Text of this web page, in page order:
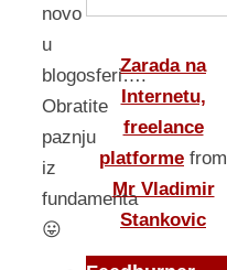
novo
u
blogosferi….
Obratite
paznju
iz
fundamenta
😛
Zarada na
Internetu,
freelance
platforme from
Mr Vladimir
Stankovic